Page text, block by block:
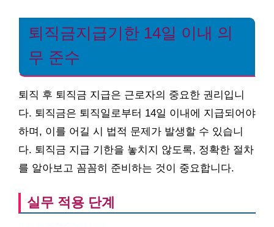
퇴직금지급기한 14일 이내 의
무 준수
퇴직 후 퇴직금 지급은 근로자의 중요한 권리입니
다. 퇴직금은 퇴직일로부터 14일 이내에 지급되어야
하며, 이를 어길 시 법적 문제가 발생할 수 있습니
다. 퇴직금 지급 기한을 놓치지 않도록, 정확한 절차
를 알아보고 꼼꼼히 준비하는 것이 중요합니다.
실무 적용 단계